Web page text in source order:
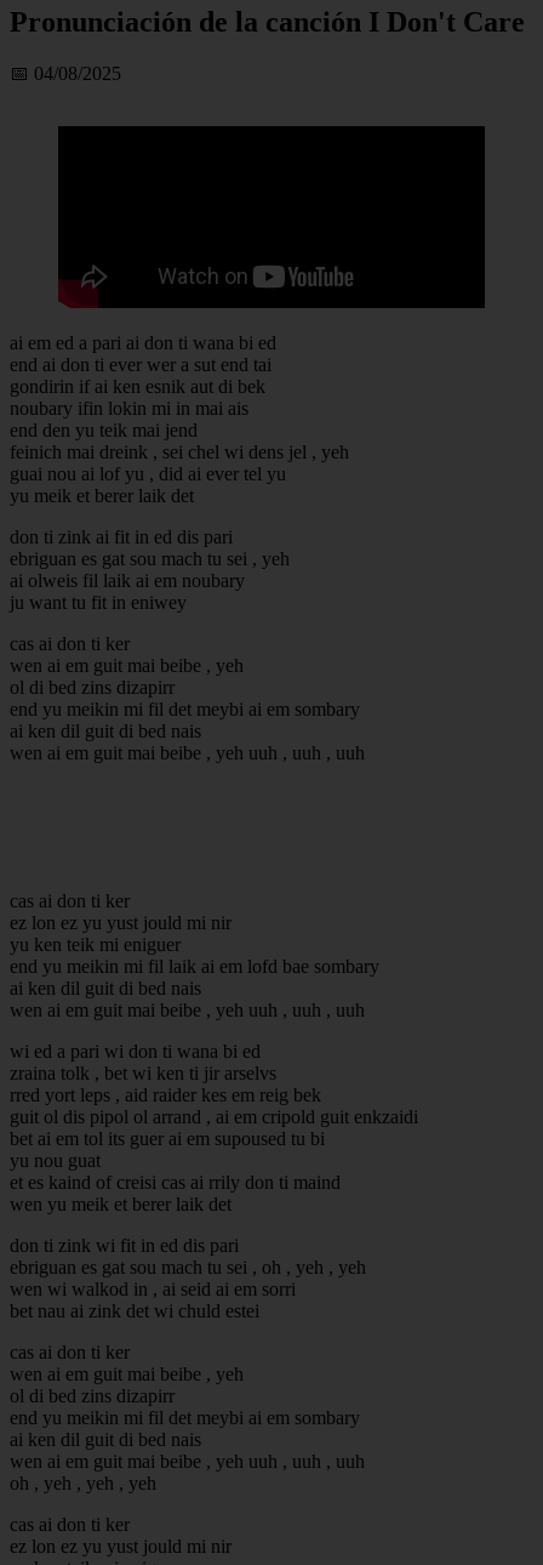
Pronunciación de la canción I Don't Care
📅 04/08/2025
ai em ed a pari ai don ti wana bi ed
end ai don ti ever wer a sut end tai
gondirin if ai ken esnik aut di bek
noubary ifin lokin mi in mai ais
end den yu teik mai jend
feinich mai dreink , sei chel wi dens jel , yeh
guai nou ai lof yu , did ai ever tel yu
yu meik et berer laik det
don ti zink ai fit in ed dis pari
ebriguan es gat sou mach tu sei , yeh
ai olweis fil laik ai em noubary
ju want tu fit in eniwey
cas ai don ti ker
wen ai em guit mai beibe , yeh
ol di bed zins dizapirr
end yu meikin mi fil det meybi ai em sombary
ai ken dil guit di bed nais
wen ai em guit mai beibe , yeh uuh , uuh , uuh
cas ai don ti ker
ez lon ez yu yust jould mi nir
yu ken teik mi eniguer
end yu meikin mi fil laik ai em lofd bae sombary
ai ken dil guit di bed nais
wen ai em guit mai beibe , yeh uuh , uuh , uuh
wi ed a pari wi don ti wana bi ed
zraina tolk , bet wi ken ti jir arselvs
rred yort leps , aid raider kes em reig bek
guit ol dis pipol ol arrand , ai em cripold guit enkzaidi
bet ai em tol its guer ai em supoused tu bi
yu nou guat
et es kaind of creisi cas ai rrily don ti maind
wen yu meik et berer laik det
don ti zink wi fit in ed dis pari
ebriguan es gat sou mach tu sei , oh , yeh , yeh
wen wi walkod in , ai seid ai em sorri
bet nau ai zink det wi chuld estei
cas ai don ti ker
wen ai em guit mai beibe , yeh
ol di bed zins dizapirr
end yu meikin mi fil det meybi ai em sombary
ai ken dil guit di bed nais
wen ai em guit mai beibe , yeh uuh , uuh , uuh
oh , yeh , yeh , yeh
cas ai don ti ker
ez lon ez yu yust jould mi nir